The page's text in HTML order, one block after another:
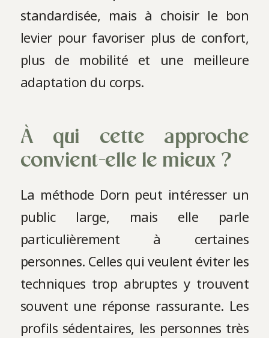
standardisée, mais à choisir le bon
levier pour favoriser plus de confort,
plus de mobilité et une meilleure
adaptation du corps.
À qui cette approche
convient-elle le mieux ?
La méthode Dorn peut intéresser un
public large, mais elle parle
particulièrement à certaines
personnes. Celles qui veulent éviter les
techniques trop abruptes y trouvent
souvent une réponse rassurante. Les
profils sédentaires, les personnes très